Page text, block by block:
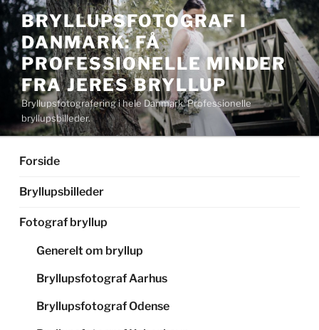
Videre
til
indhold
BRYLLUPSFOTOGRAF I
DANMARK: FÅ
PROFESSIONELLE MINDER
FRA JERES BRYLLUP
Bryllupsfotografering i hele Danmark. Professionelle
bryllupsbilleder.
Forside
Bryllupsbilleder
Fotograf bryllup
Generelt om bryllup
Bryllupsfotograf Aarhus
Bryllupsfotograf Odense